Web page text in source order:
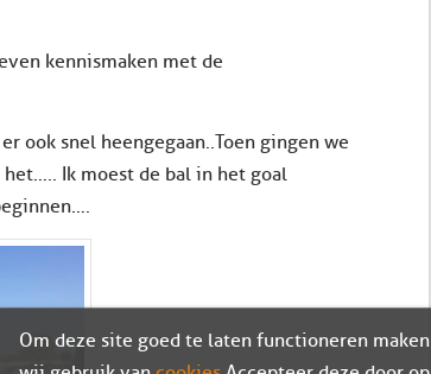
kennismaken met de
ook snel heengegaan..Toen gingen we
Ik moest de bal in het goal
Om deze site goed te laten functioneren maken